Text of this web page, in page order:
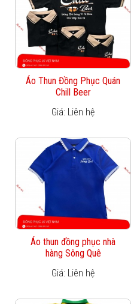
Áo Thun Đồng Phục Quán
Chill Beer
Giá: Liên hệ
Áo thun đồng phục nhà
hàng Sông Quê
Giá: Liên hệ